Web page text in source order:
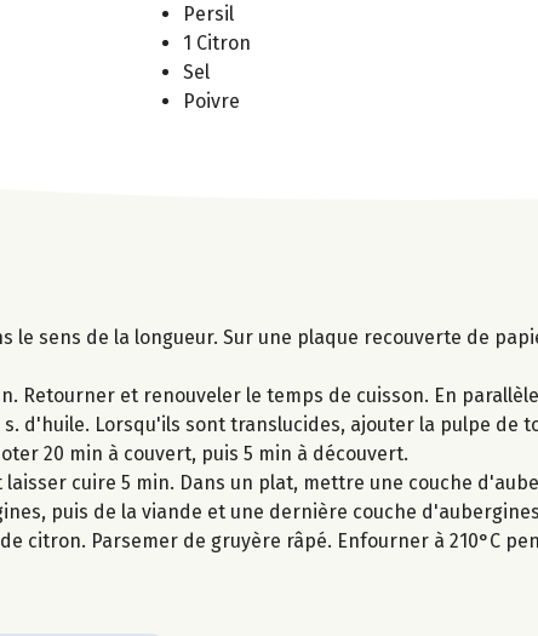
Persil
1 Citron
Sel
Poivre
le sens de la longueur. Sur une plaque recouverte de
Retourner et renouveler le temps de cuisson. En
d'huile. Lorsqu'ils sont translucides, ajouter la pulpe de
20 min à couvert, puis 5 min à découvert.
cuire 5 min. Dans un plat, mettre une couche
puis de la viande et une dernière couche
citron. Parsemer de gruyère râpé. Enfourner à 210°C